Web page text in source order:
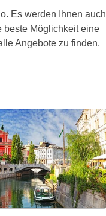
Es werden Ihnen auch
beste Möglichkeit eine
Angebote zu finden.